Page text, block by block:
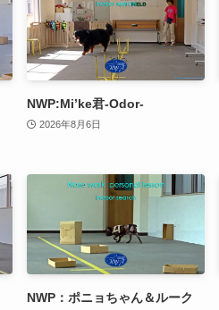
NWP:Mi’ke君-Odor-
2026年8月6日
NWP：ポニョちゃん＆ルーク